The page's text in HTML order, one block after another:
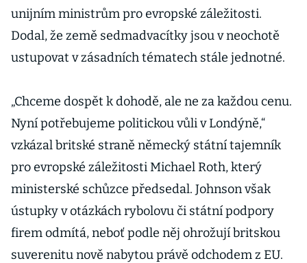
unijním ministrům pro evropské záležitosti.
Dodal, že země sedmadvacítky jsou v neochotě
ustupovat v zásadních tématech stále jednotné.
„Chceme dospět k dohodě, ale ne za každou cenu.
Nyní potřebujeme politickou vůli v Londýně,“
vzkázal britské straně německý státní tajemník
pro evropské záležitosti Michael Roth, který
ministerské schůzce předsedal. Johnson však
ústupky v otázkách rybolovu či státní podpory
firem odmítá, neboť podle něj ohrožují britskou
suverenitu nově nabytou právě odchodem z EU.